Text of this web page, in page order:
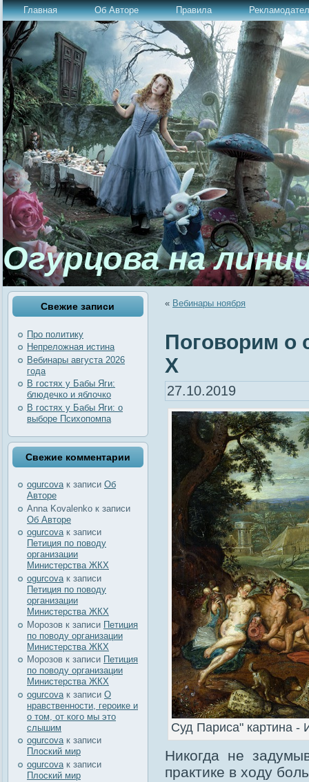
Главная Об Авторе Правила
Огурцова на
Свежие записи
Про политику
Непреложная истина
Вебинары августа 2026
года
В гостях у Бабы Яги:
блюдечко и яблочко
В гостях у Бабы Яги: о
выборе Психопомпа
Свежие комментарии
ogurcovaк записи Об
Авторе
Anna Kovalenko к записи
Об Авторе
ogurcovaк записи
Петиция по поводу
организации
Министерства ЖКХ
ogurcova к записи
Петиция по поводу
организации
Министерства ЖКХ
Морозов к записи Петиция
по поводу организации
Министерства ЖКХ
Морозов к записи Петиция
по поводу организации
Министерства ЖКХ
ogurcova к записи О
нравственности, героике и
о том, от кого мы это
слышим
ogurcovaк записи
Плоский мир
ogurcova к записи
Плоский мир
« Вебинары ноября
Поговорим о
Х
27.10.2019
Суд Париса" картина -
Никогда не
практике в ходу